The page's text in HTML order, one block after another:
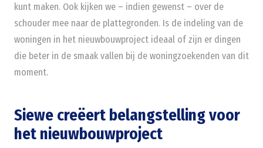
kunt maken. Ook kijken we – indien gewenst – over de
schouder mee naar de plattegronden. Is de indeling van de
woningen in het nieuwbouwproject ideaal of zijn er dingen
die beter in de smaak vallen bij de woningzoekenden van dit
moment.
Siewe creëert belangstelling voor
het nieuwbouwproject